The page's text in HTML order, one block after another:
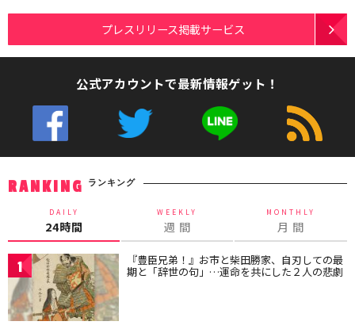
プレスリリース掲載サービス
公式アカウントで最新情報ゲット！
RANKING ランキング
DAILY
24時間
WEEKLY
週 間
MONTHLY
月 間
1 『豊臣兄弟！』お市と柴田勝家、自刃しての最
期と「辞世の句」…運命を共にした２人の悲劇